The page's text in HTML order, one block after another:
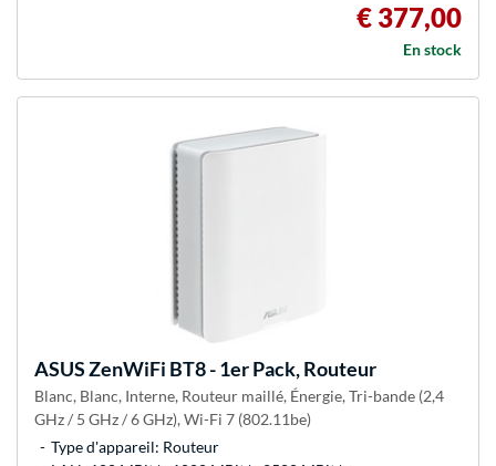
€ 377,00
En stock
ASUSZenWiFi BT8 - 1er Pack, Routeur
Blanc, Blanc, Interne, Routeur maillé, Énergie, Tri-bande (2,4
GHz / 5 GHz / 6 GHz), Wi-Fi 7 (802.11be)
Type d'appareil: Routeur